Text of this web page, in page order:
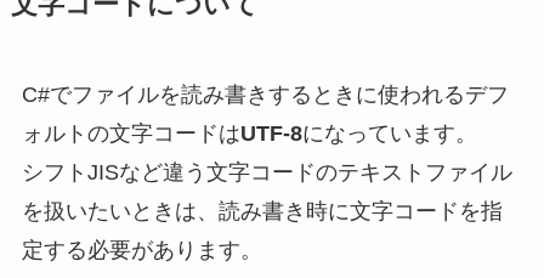
C#でファイルを読み書きするときに使われるデフ
ォルトの文字コードはUTF-8になっています。
シフトJISなど違う文字コードのテキストファイル
を扱いたいときは、読み書き時に文字コードを指
定する必要があります。